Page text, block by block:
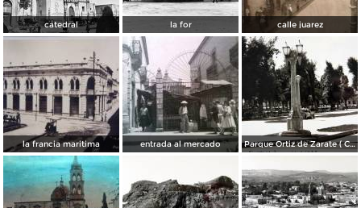
catedral la for calle juarez
la francia maritima entrada al mercado Parque Ortiz de Zarate ( Circulada el 21 de Marzo de 1937 ).